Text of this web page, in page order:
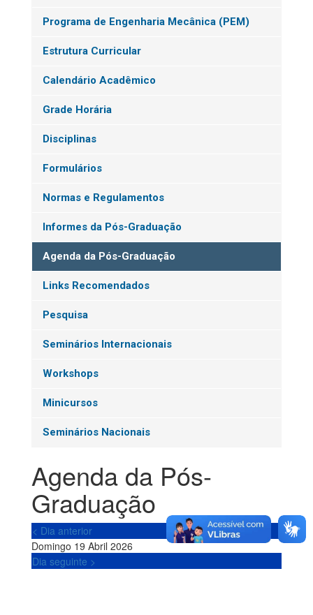
Programa de Engenharia Mecânica (PEM)
Estrutura Curricular
Calendário Acadêmico
Grade Horária
Disciplinas
Formulários
Normas e Regulamentos
Informes da Pós-Graduação
Agenda da Pós-Graduação
Links Recomendados
Pesquisa
Seminários Internacionais
Workshops
Minicursos
Seminários Nacionais
Agenda da Pós-
Graduação
< Dia anterior
Domingo 19 Abril 2026
Dia seguinte >